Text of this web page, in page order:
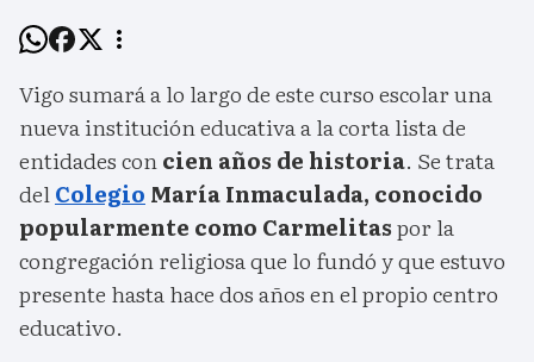
Vigo sumará a lo largo de este curso escolar una
nueva institución educativa a la corta lista de
entidades concien años de historia. Se trata
delColegio María Inmaculada, conocido
popularmente como Carmelitaspor la
congregación religiosa que lo fundó y que estuvo
presente hasta hace dos años en el propio centro
educativo.